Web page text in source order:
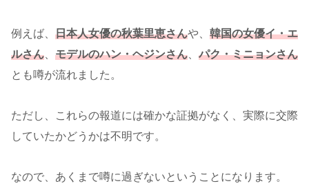
例えば、 日本人女優の秋葉里恵さんや、 韓国の女優イ・エ
ルさん
モデルのハン・ヘジンさん
パク・ミニョンさん
とも噂が流れました。
ただし、これらの報道には確かな証拠がなく、実際に交際
していたかどうかは不明です。
なので、あくまで噂に過ぎないということになります。